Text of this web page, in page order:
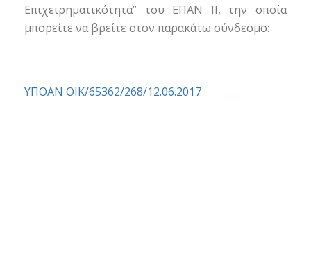
Επιχειρηματικότητα” του ΕΠΑΝ ΙΙ, την οποία
μπορείτε να βρείτε στον παρακάτω σύνδεσμο:
ΥΠΟΑΝ ΟΙΚ/65362/268/12.06.2017